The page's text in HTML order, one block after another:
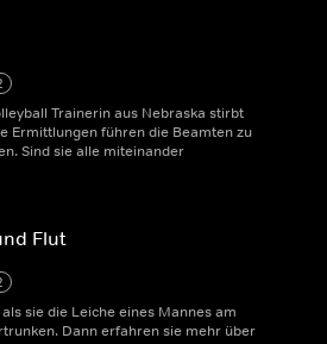
Trainerin aus Nebraska stirbt
Ermittlungen führen die Beamten zu
Sind sie alle miteinander
Flut
sie die Leiche eines Mannes am
Dann erfahren sie mehr über